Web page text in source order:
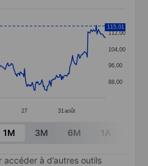
categories.
values. Data ranges
27 31 août
88,00
96,00
104,00
112,00
115,01
1M 3M 6M 1A
accéder à d’autres outils